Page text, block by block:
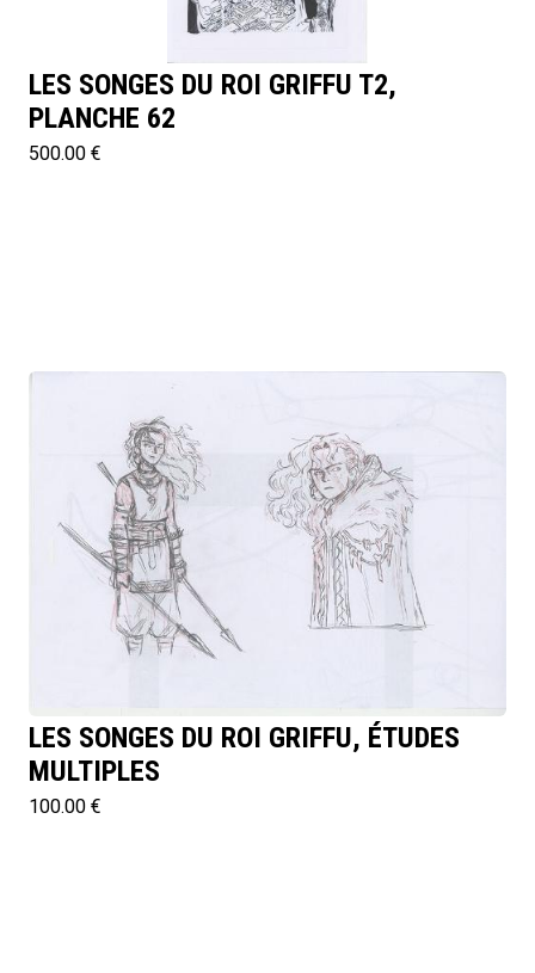
LES SONGES DU ROI GRIFFU T2,
PLANCHE 62
500.00 €
LES SONGES DU ROI GRIFFU, ÉTUDES
MULTIPLES
100.00 €